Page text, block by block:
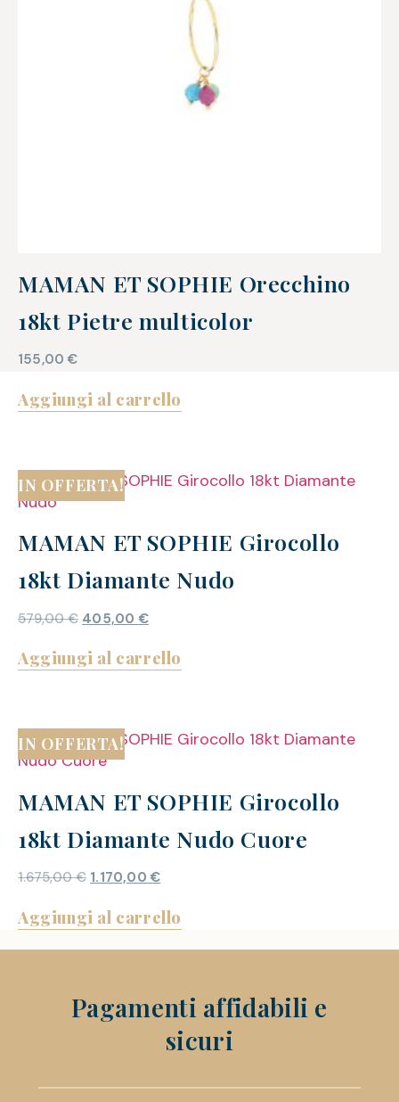
MAMAN ET SOPHIE Orecchino
18kt Pietre multicolor
155,00€
Aggiungi al carrello
IN OFFERTA!
MAMAN ET SOPHIE Girocollo
18kt Diamante Nudo
579,00€ 405,00 €
Aggiungi al carrello
IN OFFERTA!
MAMAN ET SOPHIE Girocollo
18kt Diamante Nudo Cuore
1.675,00€ 1.170,00€
Aggiungi al carrello
Pagamenti affidabili e
sicuri